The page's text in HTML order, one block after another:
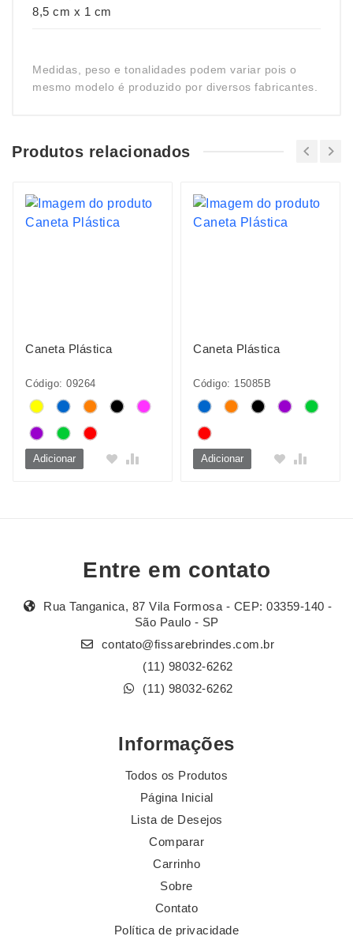
8,5 cm x 1 cm
Medidas, peso e tonalidades podem variar pois o
mesmo modelo é produzido por diversos fabricantes.
Produtos relacionados
Caneta Plástica
Código: 09264
Adicionar
Caneta Plástica
Código: 15085B
Adicionar
Entre em contato
Rua Tanganica, 87 Vila Formosa - CEP: 03359-140 -
São Paulo - SP
contato@fissarebrindes.com.br
(11) 98032-6262
(11) 98032-6262
Informações
Todos os Produtos
Página Inicial
Lista de Desejos
Comparar
Carrinho
Sobre
Contato
Política de privacidade